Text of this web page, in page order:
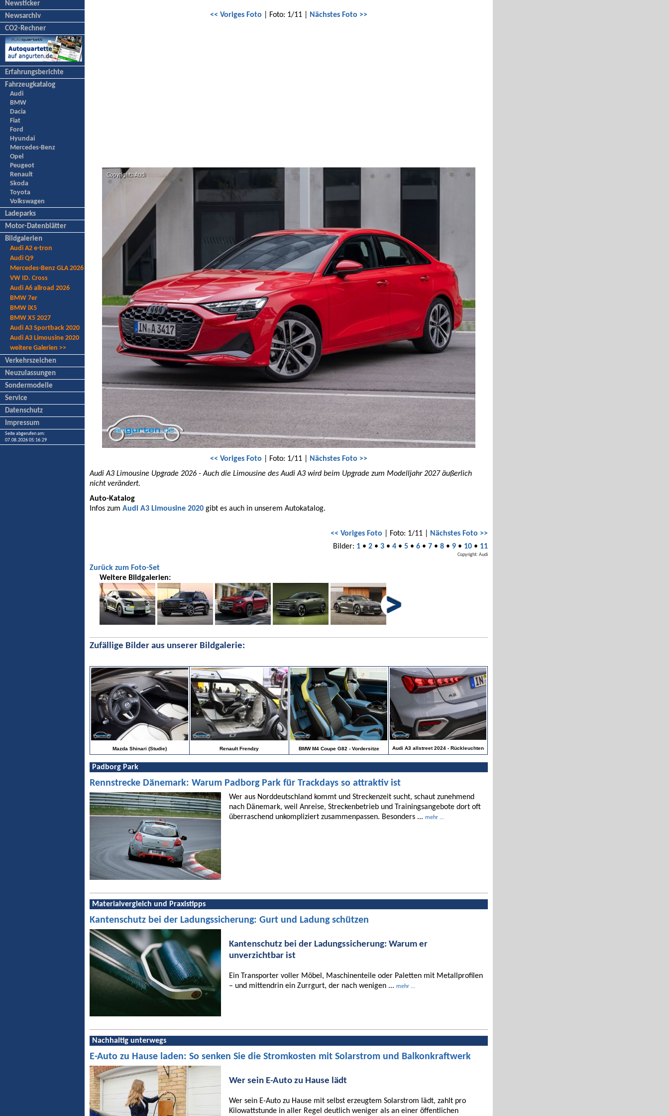
Newsticker
Newsarchiv
CO2-Rechner
Erfahrungsberichte
Fahrzeugkatalog
Audi
BMW
Dacia
Fiat
Ford
Hyundai
Mercedes-Benz
Opel
Peugeot
Renault
Skoda
Toyota
Volkswagen
Ladeparks
Motor-Datenblätter
Bildgalerien
Audi A2 e-tron
Audi Q9
Mercedes-Benz GLA 2026
VW ID. Cross
Audi A6 allroad 2026
BMW 7er
BMW iX5
BMW X5 2027
Audi A3 Sportback 2020
Audi A3 Limousine 2020
weitere Galerien >>
Verkehrszeichen
Neuzulassungen
Sondermodelle
Service
Datenschutz
Impressum
Seite abgerufen am:
07.08.2026 05:16:29
<< Voriges Foto | Foto: 1/11 | Nächstes Foto >>
<< Voriges Foto | Foto: 1/11 |
Nächstes Foto >>
Audi A3 Limousine Upgrade 2026 - Auch die Limousine des Audi A3 wird beim Upgrade zum Modelljahr 2027 äußerlich
nicht verändert.
Auto-Katalog
Infos zum Audi A3 Limousine 2020 gibt es auch in unserem Autokatalog.
<< Voriges Foto | Foto: 1/11 |
Nächstes Foto >>
Bilder: 1 • 2 • 3 • 4 • 5 • 6 • 7 • 8 • 9 • 10 • 11
Copyright: Audi
Zurück zum Foto-Set
Weitere Bildgalerien:
Zufällige Bilder aus unserer Bildgalerie:
Mazda Shinari (Studie) Renault Frendzy BMW M4 Coupe G82 - Vordersitze Audi A3 allstreet 2024 - Rückleuchten
Padborg Park
Rennstrecke Dänemark: Warum Padborg Park für Trackdays so attraktiv ist
Wer aus Norddeutschland kommt und Streckenzeit sucht, schaut zunehmend
nach Dänemark, weil Anreise, Streckenbetrieb und Trainingsangebote dort oft
überraschend unkompliziert zusammenpassen. Besonders ... mehr ...
Materialvergleich und Praxistipps
Kantenschutz bei der Ladungssicherung: Gurt und Ladung schützen
Kantenschutz bei der Ladungssicherung: Warum er
unverzichtbar ist
Ein Transporter voller Möbel, Maschinenteile oder Paletten mit Metallprofilen
– und mittendrin ein Zurrgurt, der nach wenigen ... mehr ...
Nachhaltig unterwegs
E-Auto zu Hause laden: So senken Sie die Stromkosten mit Solarstrom und Balkonkraftwerk
Wer sein E-Auto zu Hause lädt
Wer sein E-Auto zu Hause mit selbst erzeugtem Solarstrom lädt, zahlt pro
Kilowattstunde in aller Regel deutlich weniger als an einer öffentlichen